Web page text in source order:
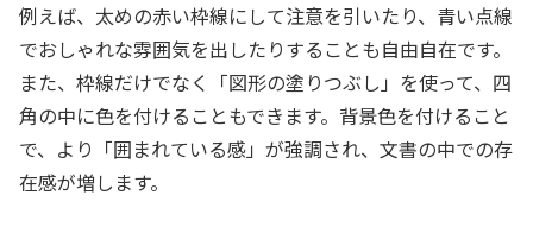
例えば、太めの赤い枠線にして注意を引いたり、青い点線
でおしゃれな雰囲気を出したりすることも自由自在です。
また、枠線だけでなく「図形の塗りつぶし」を使って、四
角の中に色を付けることもできます。背景色を付けること
で、より「囲まれている感」が強調され、文書の中での存
在感が増します。